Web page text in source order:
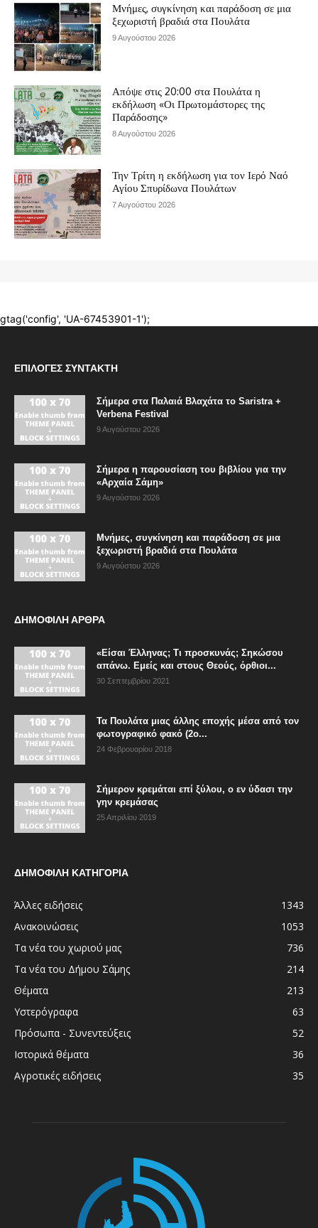
ΕΠΙΛΟΓΈΣ ΣΥΝΤΆΚΤΗ
Σήμερα στα Παλαιά Βλαχάτα το Saristra +
Verbena Festival
9 Αυγούστου 2026
Σήμερα η παρουσίαση του βιβλίου για την
«Αρχαία Σάμη»
9 Αυγούστου 2026
Μνήμες, συγκίνηση και παράδοση σε μια
ξεχωριστή βραδιά στα Πουλάτα
9 Αυγούστου 2026
ΔΗΜΟΦΙΛΗ ΑΡΘΡΑ
«Είσαι Έλληνας; Τι προσκυνάς; Σηκώσου
απάνω. Εμείς και στους Θεούς, όρθιοι...
30 Σεπτεμβρίου 2021
Τα Πουλάτα μιας άλλης εποχής μέσα από τον
φωτογραφικό φακό (2ο...
24 Φεβρουαρίου 2018
Σήμερον κρεμάται επί ξύλου, ο εν ύδασι την
γην κρεμάσας
25 Απριλίου 2019
ΔΗΜΟΦΙΛΗ ΚΑΤΗΓΟΡΙΑ
Άλλες ειδήσεις
1343
Ανακοινώσεις
1053
Τα νέα του χωριού μας
736
Τα νέα του Δήμου Σάμης
214
Θέματα
213
Υστερόγραφα
63
Πρόσωπα - Συνεντεύξεις
52
Ιστορικά θέματα
36
Αγροτικές ειδήσεις
35